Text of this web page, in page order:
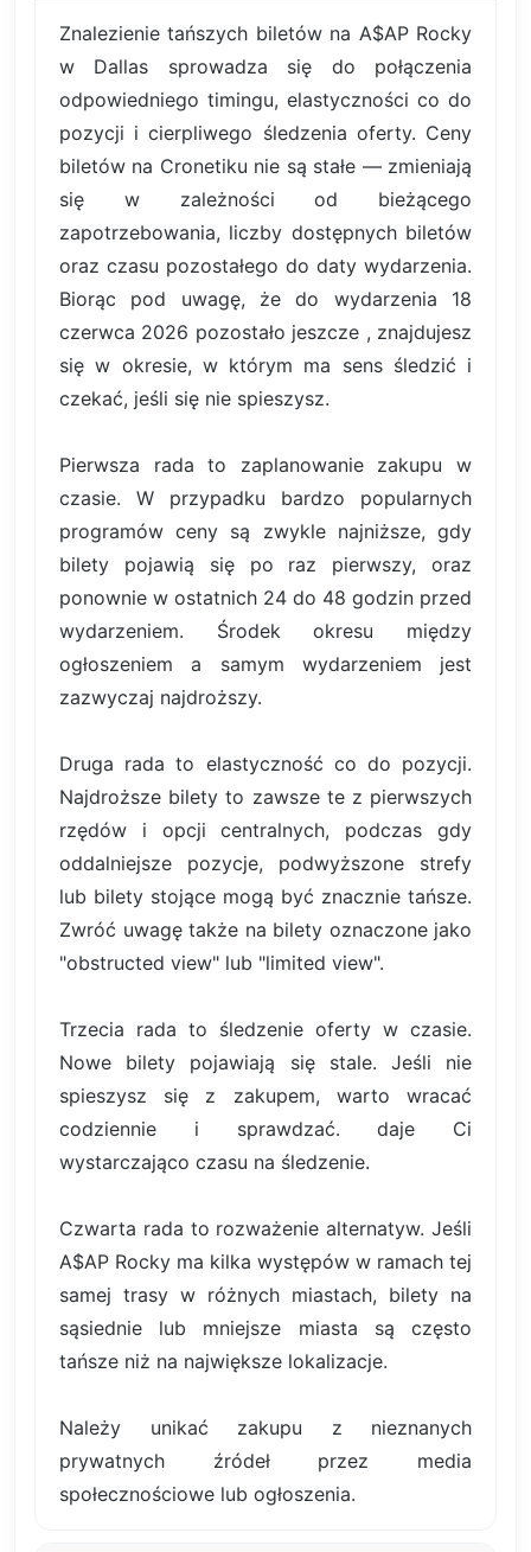
Znalezienie tańszych biletów na A$AP Rocky
w Dallas sprowadza się do połączenia
odpowiedniego timingu, elastyczności co do
pozycji i cierpliwego śledzenia oferty. Ceny
biletów na Cronetiku nie są stałe — zmieniają
się w zależności od bieżącego
zapotrzebowania, liczby dostępnych biletów
oraz czasu pozostałego do daty wydarzenia.
Biorąc pod uwagę, że do wydarzenia 18
czerwca 2026 pozostało jeszcze , znajdujesz
się w okresie, w którym ma sens śledzić i
czekać, jeśli się nie spieszysz.
Pierwsza rada to zaplanowanie zakupu w
czasie. W przypadku bardzo popularnych
programów ceny są zwykle najniższe, gdy
bilety pojawią się po raz pierwszy, oraz
ponownie w ostatnich 24 do 48 godzin przed
wydarzeniem. Środek okresu między
ogłoszeniem a samym wydarzeniem jest
zazwyczaj najdroższy.
Druga rada to elastyczność co do pozycji.
Najdroższe bilety to zawsze te z pierwszych
rzędów i opcji centralnych, podczas gdy
oddalniejsze pozycje, podwyższone strefy
lub bilety stojące mogą być znacznie tańsze.
Zwróć uwagę także na bilety oznaczone jako
"obstructed view" lub "limited view".
Trzecia rada to śledzenie oferty w czasie.
Nowe bilety pojawiają się stale. Jeśli nie
spieszysz się z zakupem, warto wracać
codziennie i sprawdzać. daje Ci
wystarczająco czasu na śledzenie.
Czwarta rada to rozważenie alternatyw. Jeśli
A$AP Rocky ma kilka występów w ramach tej
samej trasy w różnych miastach, bilety na
sąsiednie lub mniejsze miasta są często
tańsze niż na największe lokalizacje.
Należy unikać zakupu z nieznanych
prywatnych źródeł przez media
społecznościowe lub ogłoszenia.